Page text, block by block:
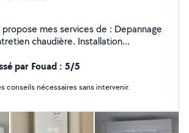
propose mes services de : Depannage
chaudière. Installation
chauffage. Desembouage
chauffant. Installation et mise en
cumulus
:O7 83 05 40 37
par Fouad : 5/5
Super il m’a porté les conseils nécessaires sans intervenir.